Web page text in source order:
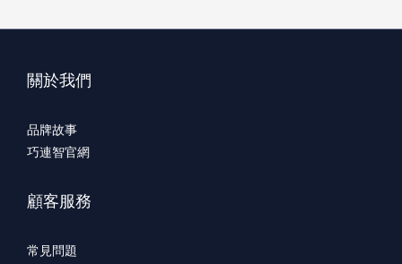
關於我們
品牌故事
巧連智官網
顧客服務
常見問題